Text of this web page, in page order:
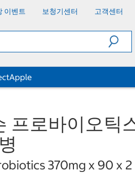
이벤트 보청기센터 고객센터
Apple
프로바이오틱
370mg x 90 x 2